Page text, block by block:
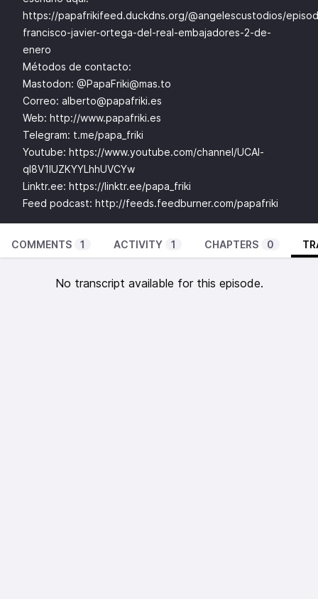
https://papafrikifeed.duckdns.org/@angelescustodios/
francisco-javier-ortega-del-real-embajadores-2-de-
enero
Métodos de contacto:
Mastodon: @PapaFriki@mas.to
Correo: alberto@papafriki.es
Web: http://www.papafriki.es
Telegram: t.me/papa_friki
Youtube: https://www.youtube.com/channel/UCAl-
ql8V1IUZKYYLhhUVCYw
Linktr.ee: https://linktr.ee/papa_friki
Feed podcast: http://feeds.feedburner.com/papafriki
COMMENTS 1 ACTIVITY 1 CHAPTERS 0
No transcript available for this episode.